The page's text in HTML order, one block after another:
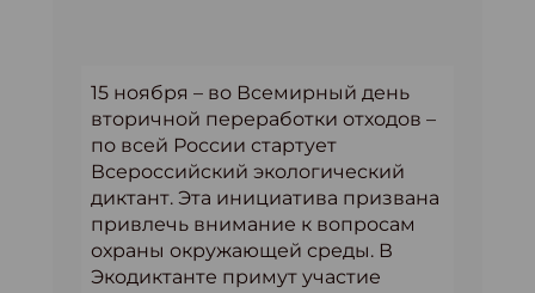
15 ноября – во Всемирный день
вторичной переработки отходов –
по всей России стартует
Всероссийский экологический
диктант. Эта инициатива призвана
привлечь внимание к вопросам
охраны окружающей среды. В
Экодиктанте примут участие